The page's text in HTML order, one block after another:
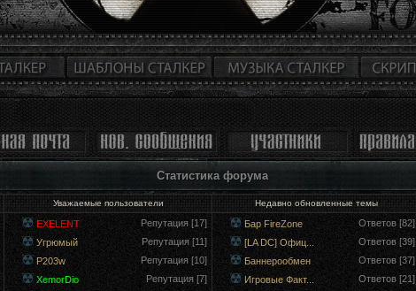
Статистика форума
Уважаемые пользователи Недавно обновленные темы
EXELENT
Репутация [17]
Угрюмый
Репутация [11]
P203w
Репутация [10]
XemorDio
Репутация [7]
Бар FireZone
Ответов [82]
[LA DC] Офиц...
Ответов [39]
Баннерообмен
Ответов [37]
Игровые Факт...
Ответов [21]